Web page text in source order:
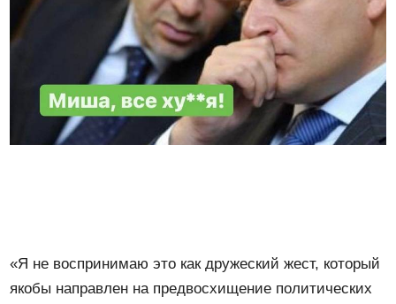
«Я не воспринимаю это как дружеский жест, который
якобы направлен на предвосхищение политических